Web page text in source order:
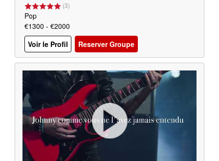
(3)
Pop
€1300 - €2000
Voir le Profil
Reserver Groupe